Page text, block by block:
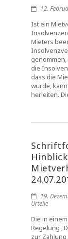
12.
Ist ein
Mieters
die
dass die
wurde,
herleiten.
19.
Urteile
Die in
Regelung
zur